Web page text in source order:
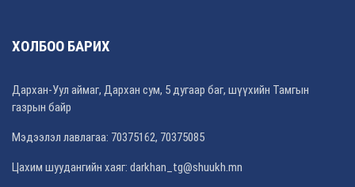
ХОЛБОО БАРИХ
Дархан-Уул аймаг, Дархан сум, 5 дугаар баг, шүүхийн Тамгын
газрын байр
Мэдээлэл лавлагаа: 70375162, 70375085
Цахим шуудангийн хаяг: darkhan_tg@shuukh.mn